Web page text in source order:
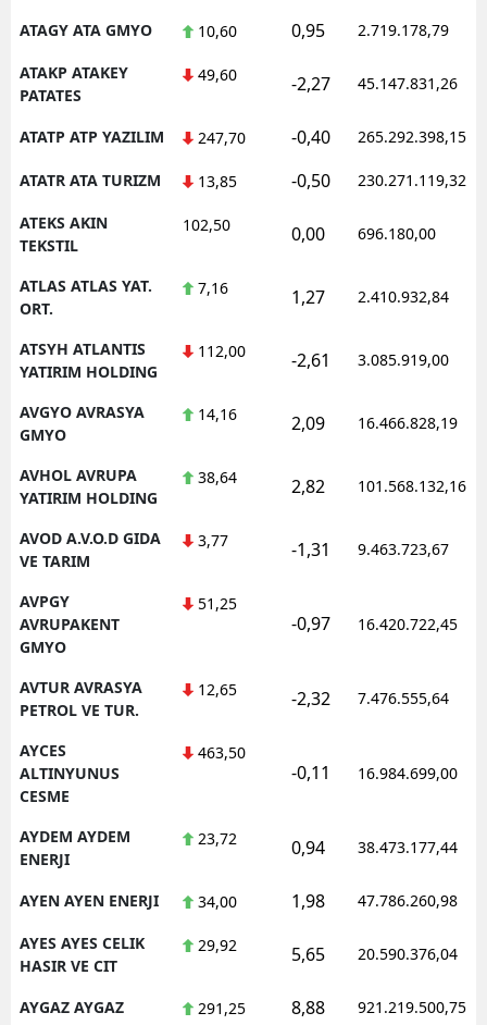
ATAGY ATA GMYO 10,60 0,95 2.719.178,79
ATAKP ATAKEY
PATATES
49,60 -2,27 45.147.831,26
ATATP ATP YAZILIM 247,70 -0,40 265.292.398,15
ATATR ATA TURIZM 13,85 -0,50 230.271.119,32
ATEKS AKIN
TEKSTIL
102,50 0,00 696.180,00
ATLAS ATLAS YAT.
ORT.
7,16 1,27 2.410.932,84
ATSYH ATLANTIS
YATIRIM HOLDING
112,00 -2,61 3.085.919,00
AVGYO AVRASYA
GMYO
14,16 2,09 16.466.828,19
AVHOL AVRUPA
YATIRIM HOLDING
38,64 2,82 101.568.132,16
AVOD A.V.O.D GIDA
VE TARIM
3,77 -1,31 9.463.723,67
AVPGY
AVRUPAKENT
GMYO
51,25
-0,97 16.420.722,45
AVTUR AVRASYA
PETROL VE TUR.
12,65 -2,32 7.476.555,64
AYCES
ALTINYUNUS
CESME
463,50
-0,11 16.984.699,00
AYDEM AYDEM
ENERJI
23,72 0,94 38.473.177,44
AYEN AYEN ENERJI 34,00 1,98 47.786.260,98
AYES AYES CELIK
HASIR VE CIT
29,92 5,65 20.590.376,04
AYGAZ AYGAZ 291,25 8,88 921.219.500,75